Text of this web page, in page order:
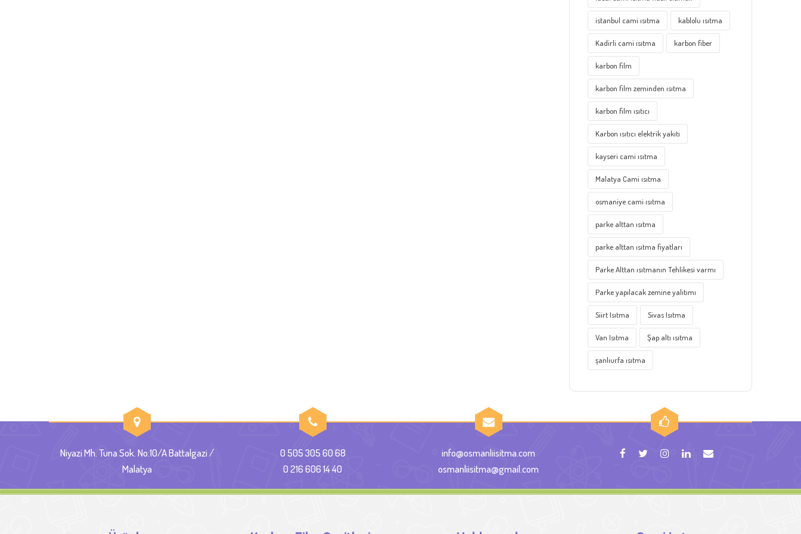
istanbul cami ısıtma kablolu ısıtma
Kadirli cami ısıtma karbon fiber
karbon film
karbon film zeminden ısıtma
karbon film ısıtıcı
Karbon ısıtıcı elektrik yakıtı
kayseri cami ısıtma
Malatya Cami ısıtma
osmaniye cami ısıtma
parke alttan ısıtma
parke alttan ısıtma fiyatları
Parke Alttan ısıtmanın Tehlikesi varmı
Parke yapılacak zemine yalıtımı
Siirt Isıtma Sivas Isıtma
Van Isıtma Şap altı ısıtma
şanlıurfa ısıtma
Niyazi Mh. Tuna Sok. No:10/A Battalgazi /
Malatya
0 505 305 60 68
0 216 606 14 40
info@osmanliisitma.com
osmanliisitma@gmail.com